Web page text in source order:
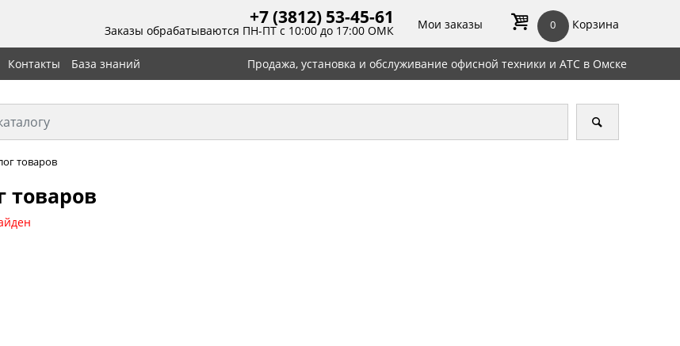
+7 (3812) 53-45-61
Заказы обрабатываются ПН-ПТ с 10:00 до 17:00 ОМК Мои заказы 0 Корзина
Контакты База знаний Продажа, установка и обслуживание офисной техники и АТС в Омске
товаров
товаров